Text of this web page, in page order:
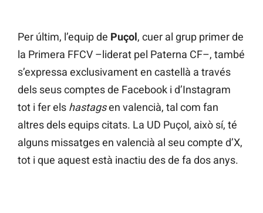
Per últim, l’equip de Puçol, cuer al grup primer de
la Primera FFCV –liderat pel Paterna CF–, també
s’expressa exclusivament en castellà a través
dels seus comptes de Facebook i d’Instagram
tot i fer els hastagsen valencià, tal com fan
altres dels equips citats. La UD Puçol, això sí, té
alguns missatges en valencià al seu compte d’X,
tot i que aquest està inactiu des de fa dos anys.